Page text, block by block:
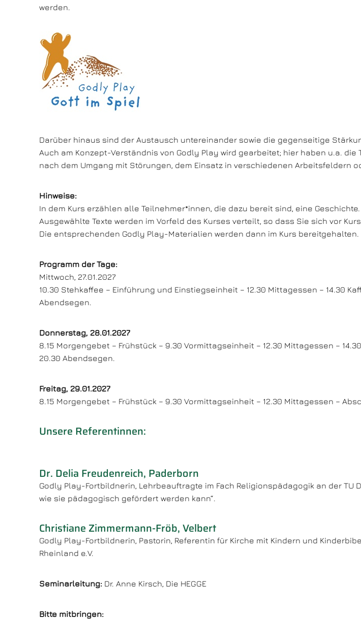
werden.
Darüber hinaus sind der Austausch untereinander sowie die gegenseitige
Auch am Konzept-Verständnis von Godly Play wird gearbeitet; hier haben u.a.
nach dem Umgang mit Störungen, dem Einsatz in verschiedenen Arbeitsfeldern
Hinweise:
In dem Kurs erzählen alle Teilnehmer*innen, die dazu bereit sind, eine Geschichte.
Ausgewählte Texte werden im Vorfeld des Kurses verteilt, so dass Sie sich vor
Die entsprechenden Godly Play-Materialien werden dann im Kurs bereitgehalten.
Programm der Tage:
Mittwoch, 27.01.2027
10.30 Stehkaffee – Einführung und Einstiegseinheit – 12.30 Mittagessen – 14.30
Abendsegen.
Donnerstag, 28.01.2027
8.15 Morgengebet – Frühstück – 9.30 Vormittagseinheit – 12.30 Mittagessen –
20.30 Abendsegen.
Freitag, 29.01.2027
8.15 Morgengebet – Frühstück – 9.30 Vormittagseinheit – 12.30 Mittagessen –
Unsere Referentinnen:
Dr. Delia Freudenreich, Paderborn
Godly Play-Fortbildnerin, Lehrbeauftragte im Fach Religionspädagogik an der
wie sie pädagogisch gefördert werden kann“.
Christiane Zimmermann-Fröb, Velbert
Godly Play-Fortbildnerin, Pastorin, Referentin für Kirche mit Kindern und
Rheinland e.V.
Seminarleitung: Dr. Anne Kirsch, Die HEGGE
Bitte mitbringen: